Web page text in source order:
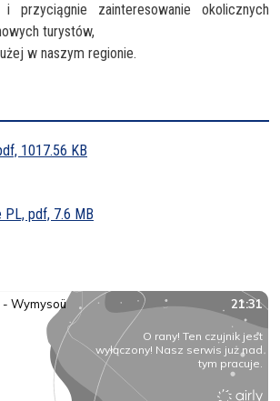
przyciągnie zainteresowanie okolicznych
turystów,
w naszym regionie.
1017.56 KB
PL, pdf, 7.6 MB